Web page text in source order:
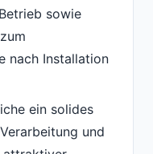
sowie
nach Installation
ein solides
und